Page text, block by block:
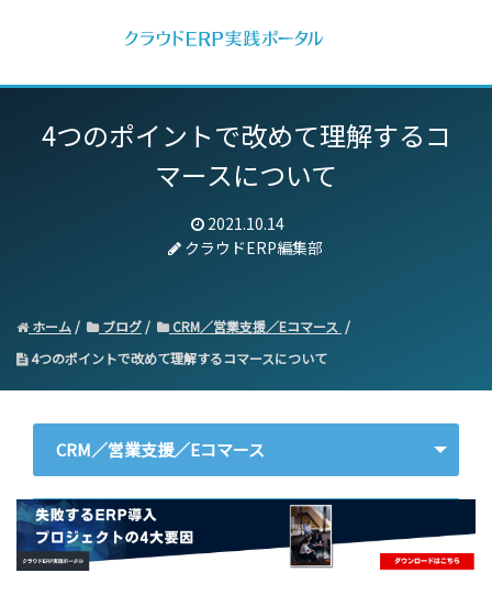
4つのポイントで改めて理解するコ
マースについて
2021.10.14
クラウドERP編集部
ホーム ブログ
CRM／営業支援／Eコマース
4つのポイントで改めて理解するコマースについて
CRM／営業支援／Eコマース
ERP
会計